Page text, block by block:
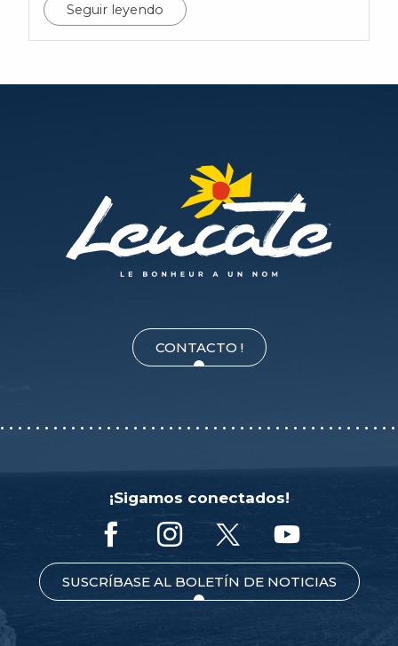
Seguir leyendo
CONTACTO !
¡Sigamos conectados!
SUSCRÍBASE AL BOLETÍN DE NOTICIAS